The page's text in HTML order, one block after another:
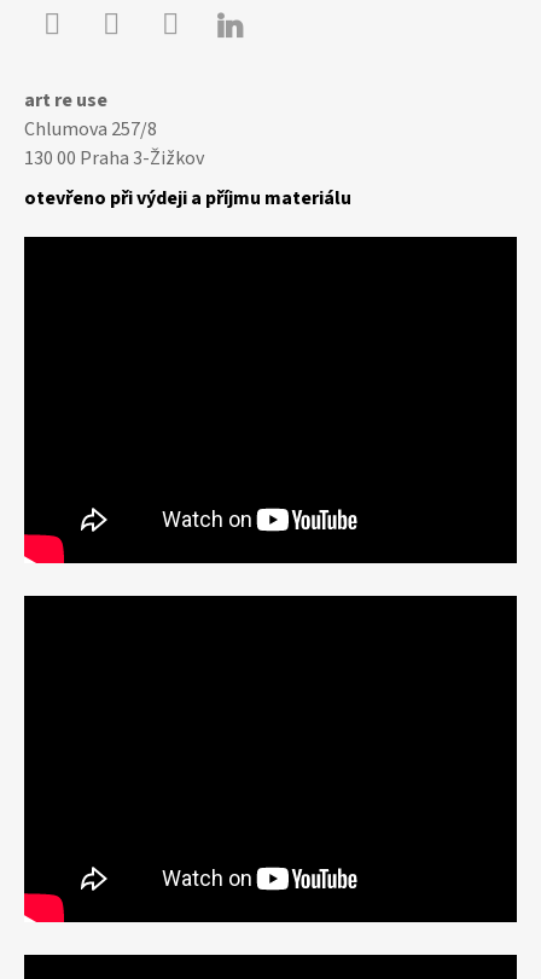

art re use
Chlumova 257/8
130 00 Praha 3-Žižkov
otevřeno při výdeji a příjmu materiálu